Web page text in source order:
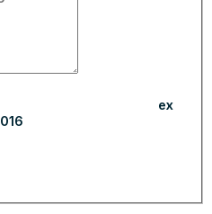
ex